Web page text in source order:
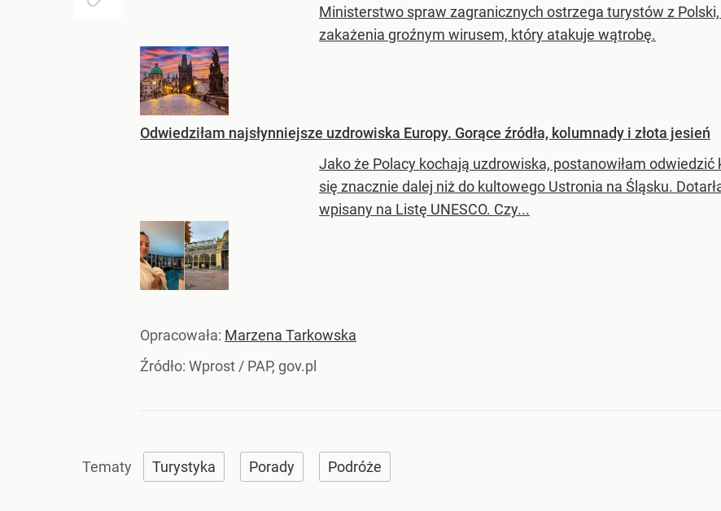
Ministerstwo spraw zagranicznych ostrzega turystów z
zakażenia groźnym wirusem, który atakuje wątrobę.
Odwiedziłam najsłynniejsze uzdrowiska Europy. Gorące źródła, kolumnady i złota jesień
Jako że Polacy kochają uzdrowiska, postanowiłam
się znacznie dalej niż do kultowego Ustronia na Śląsku.
wpisany na Listę UNESCO. Czy...
Opracowała: Marzena Tarkowska
Źródło: Wprost / PAP, gov.pl
Turystyka Porady Podróże